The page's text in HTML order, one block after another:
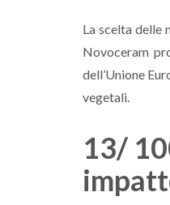
La scelta delle
Novoceram
dell’Unione
vegetali.
13/